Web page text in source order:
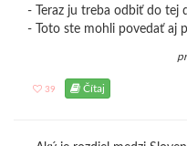
- Teraz ju treba odbiť do tej
- Toto ste mohli povedať aj
39 Čítaj